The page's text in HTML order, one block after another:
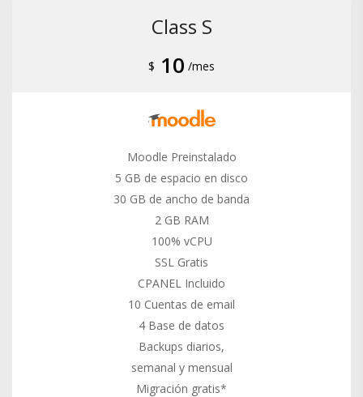
Class S
$ 10 /mes
Moodle Preinstalado
5 GB de espacio en disco
30 GB de ancho de banda
2 GB RAM
100% vCPU
SSL Gratis
CPANEL Incluido
10 Cuentas de email
4 Base de datos
Backups diarios,
semanal y mensual
Migración gratis*